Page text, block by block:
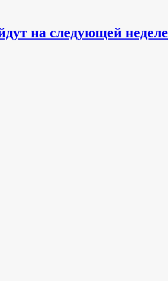
на следующей неделе